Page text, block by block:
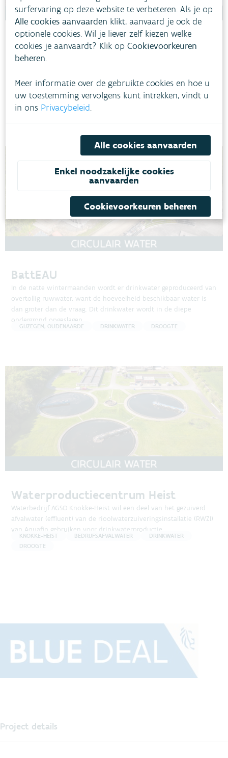
Ardo
Dujardin Foods, verwerker van groenten tot diepvriesproducten
waterintensief productieproces. Met dit project wil het bedrijf een
deel van haar gezuiverd afvalwater (effluent) niet langer lozen
maar opslaan in een bufferbekken.
ARDOOIE BEDRIJFSAFVALWATER
BattEAU
In de natte wintermaanden wordt er drinkwater geproduceerd van
overtollig ruwwater, want de hoeveelheid beschikbaar water is
dan groter dan de vraag. Dit drinkwater wordt in de diepe
ondergrond opgeslagen.
GIJZEGEM, OUDENAARDE DRINKWATER DROOGTE
Waterproductiecentrum Heist
Waterbedrijf AGSO Knokke-Heist wil een deel van het gezuiverd
afvalwater (effluent) van de rioolwaterzuiveringsinstallatie (RWZI)
van Aquafin gebruiken voor drinkwaterproductie.
KNOKKE-HEIST BEDRIJFSAFVALWATER
DRINKWATER
DROOGTE
Project details
surfervaring op deze website te verbeteren. Als je op
Alle cookies aanvaarden klikt, aanvaard je ook de
optionele cookies. Wil je liever zelf kiezen welke
cookies je aanvaardt? Klik opCookievoorkeuren
beheren.
Meer informatie over de gebruikte cookies en hoe u
uw toestemming vervolgens kunt intrekken, vindt u
in ons Privacybeleid.
Alle cookies aanvaarden
Enkel noodzakelijke cookies
aanvaarden
Cookievoorkeuren beheren